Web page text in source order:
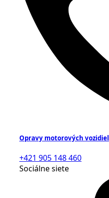
Opravy motorových vozidiel
+421 905 148 460
Sociálne siete